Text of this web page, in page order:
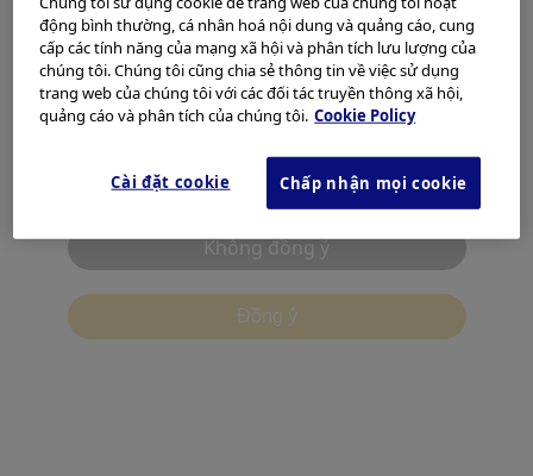
establishment of standard of practices in various countries.
Urological Association of Asia
Vui lòng chọn quốc gia/khu vực của bạn
Châu Âu, Trung Đông, và Châu Phi
Châu Á Thái Bình Dương
Châu Mỹ
Tôi đã đọc và đồng ý với các nội dung trên.
Không đồng ý
Đồng ý
động bình thường, cá nhân hoá nội dung và quảng cáo, cung
cấp các tính năng của mạng xã hội và phân tích lưu lượng của
chúng tôi. Chúng tôi cũng chia sẻ thông tin về việc sử dụng
trang web của chúng tôi với các đối tác truyền thông xã hội,
quảng cáo và phân tích của chúng tôi. Cookie Policy
Cài đặt cookie Chấp nhận mọi cookie